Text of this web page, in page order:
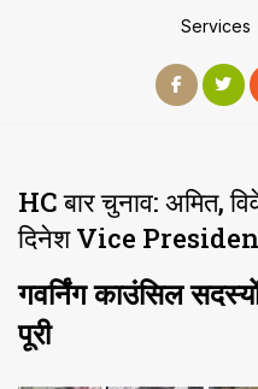
Services
HC बार चुनाव: अमित,
दिनेश Vice
गवर्निंग काउंसिल
पूरी